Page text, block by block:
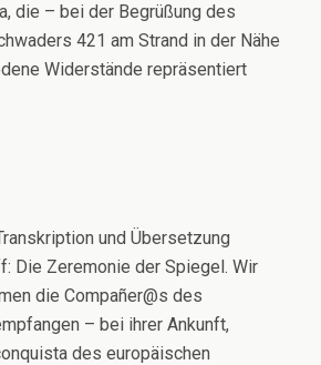
die – bei der Begrüßung des
421 am Strand in der Nähe
Widerstände repräsentiert
und Übersetzung
Die Zeremonie der Spiegel. Wir
die Compañer@s des
– bei ihrer Ankunft,
des europäischen